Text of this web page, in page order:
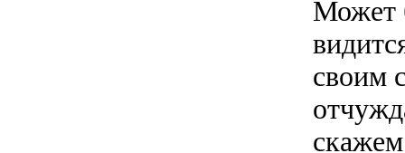
Может
своим